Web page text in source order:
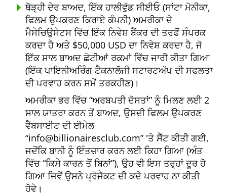
ਥੋੜ੍ਹੀ ਦੇਰ ਬਾਅਦ, ਇੱਕ ਹਾਲੀਵੁੱਡ ਸੀਈਓ (ਸਾਂਟਾ ਮੋਨੀਕਾ,
ਫਿਲਮ ਉਪਕਰਣ ਕਿਰਾਏ ਕੰਪਨੀ) ਅਮਰੀਕਾ ਦੇ
ਮੈਸੇਚਿਉਸੇਟਸ ਵਿੱਚ ਇੱਕ ਨਿਵੇਸ਼ ਬੈਂਕਰ ਦੀ ਤਰਫੋਂ ਸੰਪਰਕ
ਕਰਦਾ ਹੈ ਅਤੇ $50,000 USD ਦਾ ਨਿਵੇਸ਼ ਕਰਦਾ ਹੈ, ਜੋ
ਇੱਕ ਸਾਲ ਬਾਅਦ ਛੋਟੀਆਂ ਰਕਮਾਂ ਵਿੱਚ ਜਾਰੀ ਕੀਤਾ ਗਿਆ
(ਇੱਕ ਪਾਇਨੀਅਰਿੰਗ ਟੈਕਨਾਲੋਜੀ ਸਟਾਰਟਅੱਪ ਦੀ ਸਫਲਤਾ
ਦੀ ਪਰਵਾਹ ਕਰਨ ਸਮੇਂ ਤਰਕਹੀਣ)।
ਅਮਰੀਕਾ ਭਰ ਵਿੱਚ ਅਰਬਪਤੀ ਦੋਸਤਾਂ ਨੂੰ ਮਿਲਣ ਲਈ 2
ਸਾਲ ਯਾਤਰਾ ਕਰਨ ਤੋਂ ਬਾਅਦ, ਉਸਦੀ ਫਿਲਮ ਉਪਕਰਣ
ਵੈੱਬਸਾਈਟ ਦੀ ਈਮੇਲ
info@billionairesclub.com 'ਤੇ ਸੈੱਟ ਕੀਤੀ ਗਈ,
ਜਦੋਂਕਿ ਬਾਨੀ ਨੂੰ ਇੰਤਜ਼ਾਰ ਕਰਨ ਲਈ ਕਿਹਾ ਗਿਆ (ਅੰਤ
ਵਿੱਚ ਕਿਸੇ ਕਾਰਨ ਤੋਂ ਬਿਨਾਂ ), ਉਹ ਵੀ ਇਸ ਤਰ੍ਹਾਂ ਦੂਰ ਹੋ
ਗਿਆ ਜਿਵੇਂ ਉਸਨੇ ਪ੍ਰੋਜੈਕਟ ਦੀ ਕਦੇ ਪਰਵਾਹ ਨਾ ਕੀਤੀ
ਹੋਵੇ।